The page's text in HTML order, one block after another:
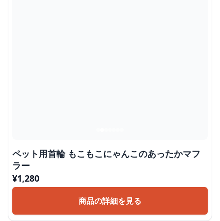
ペット用首輪 もこもこにゃんこのあったかマフ
ラー
¥1,280
商品の詳細を見る